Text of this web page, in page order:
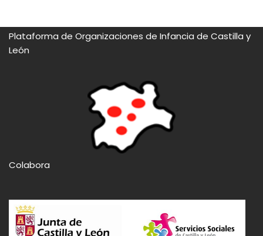
Plataforma de Organizaciones de Infancia de Castilla y
León
Colabora